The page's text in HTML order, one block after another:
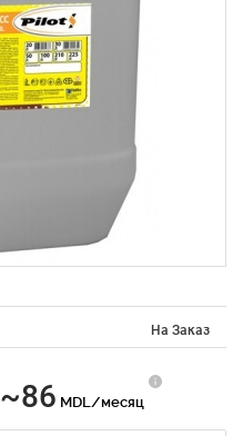
На Заказ
~86 MDL/месяц